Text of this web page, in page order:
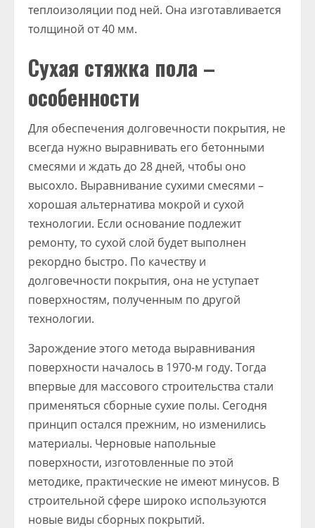
теплоизоляции под ней. Она изготавливается
толщиной от 40 мм.
Сухая стяжка пола –
особенности
Для обеспечения долговечности покрытия, не
всегда нужно выравнивать его бетонными
смесями и ждать до 28 дней, чтобы оно
высохло. Выравнивание сухими смесями –
хорошая альтернатива мокрой и сухой
технологии. Если основание подлежит
ремонту, то сухой слой будет выполнен
рекордно быстро. По качеству и
долговечности покрытия, она не уступает
поверхностям, полученным по другой
технологии.
Зарождение этого метода выравнивания
поверхности началось в 1970-м году. Тогда
впервые для массового строительства стали
применяться сборные сухие полы. Сегодня
принцип остался прежним, но изменились
материалы. Черновые напольные
поверхности, изготовленные по этой
методике, практические не имеют минусов. В
строительной сфере широко используются
новые виды сборных покрытий.